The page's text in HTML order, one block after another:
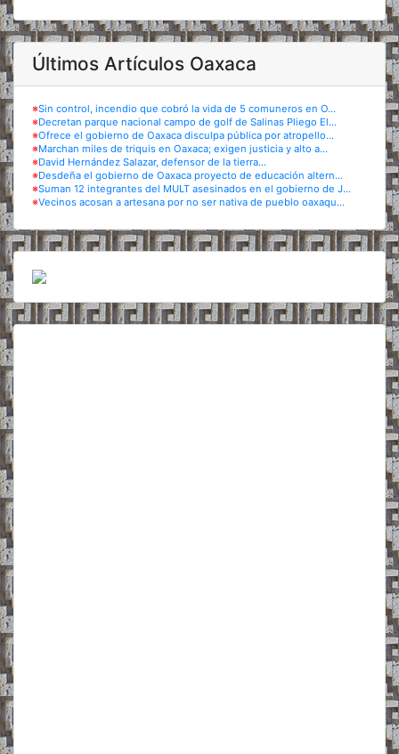
Últimos Artículos Oaxaca
※Sin control, incendio que cobró la vida de 5 comuneros en O...
※Decretan parque nacional campo de golf de Salinas Pliego El...
※Ofrece el gobierno de Oaxaca disculpa pública por atropello...
※Marchan miles de triquis en Oaxaca; exigen justicia y alto a...
※David Hernández Salazar, defensor de la tierra...
※Desdeña el gobierno de Oaxaca proyecto de educación altern...
※Suman 12 integrantes del MULT asesinados en el gobierno de J...
※Vecinos acosan a artesana por no ser nativa de pueblo oaxaqu...